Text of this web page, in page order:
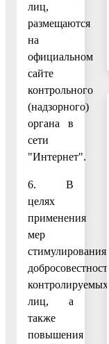
лиц,
размещаются
на
официальном
сайте
контрольного
(надзорного)
органа в
сети
"Интернет".
6. В
целях
применения
мер
стимулирования
добросовестности
контролируемых
лиц, а
также
повышения